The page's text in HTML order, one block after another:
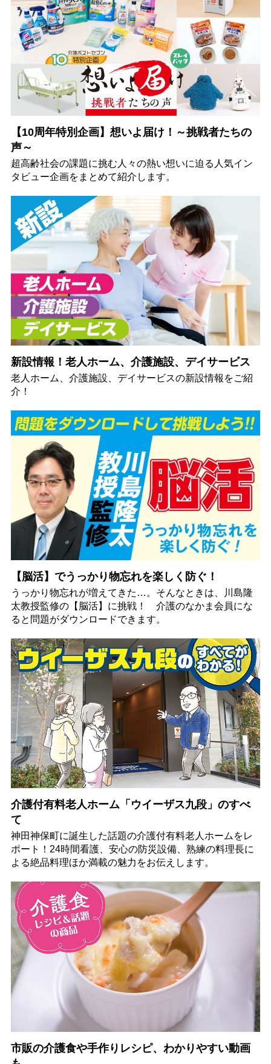
【10周年特別企画】想いよ届け！～挑戦者たちの
声～
超高齢社会の課題に挑む人々の熱い想いに迫る人気イン
タビュー企画をまとめて紹介します。
新設情報！老人ホーム、介護施設、デイサービス
老人ホーム、介護施設、デイサービスの新設情報をご紹
介！
【脳活】でうっかり物忘れを楽しく防ぐ！
うっかり物忘れが増えてきた…。そんなときは、川島隆
太教授監修の【脳活】に挑戦！ 介護のなかま会員にな
ると問題がダウンロードできます。
介護付有料老人ホーム「ウイーザス九段」のすべ
て
神田神保町に誕生した話題の介護付有料老人ホームをレ
ポート！24時間看護、安心の防災設備、熟練の料理長に
よる絶品料理ほか満載の魅力をお伝えします。
市販の介護食や手作りレシピ、わかりやすい動画